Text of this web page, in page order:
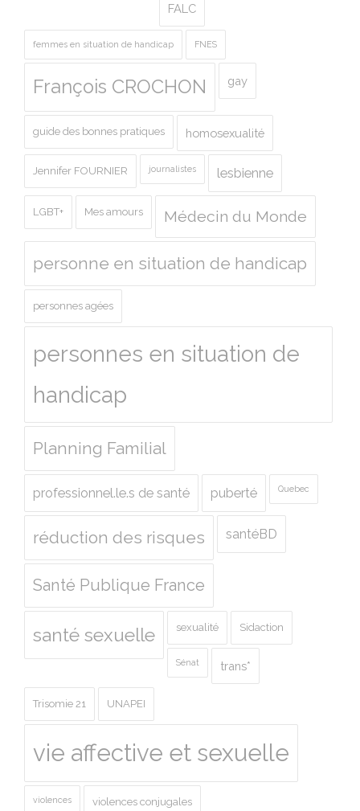
FALC
femmes en situation de handicap FNES
François CROCHON gay
guide des bonnes pratiques homosexualité
Jennifer FOURNIER journalistes lesbienne
LGBT+ Mes amours Médecin du Monde
personne en situation de handicap
personnes agées
personnes en situation de
handicap
Planning Familial
professionnel.le.s de santé puberté Quebec
réduction des risques santéBD
Santé Publique France
santé sexuelle sexualité Sidaction
Sénat trans*
Trisomie 21 UNAPEI
vie affective et sexuelle
violences violences conjugales